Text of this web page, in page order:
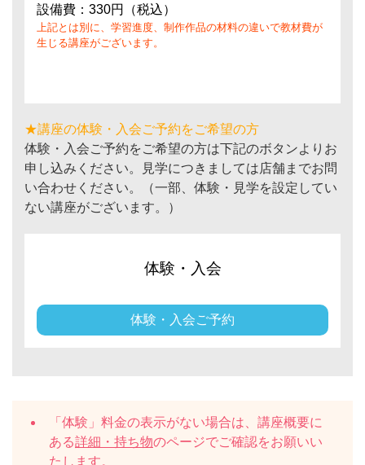
設備費：330円（税込）
上記とは別に、学習進度、制作作品の材料の違いで教材費が
生じる講座がございます。
★講座の体験・入会ご予約をご希望の方
体験・入会ご予約をご希望の方は下記のボタンよりお
申し込みください。見学につきましては店舗までお問
い合わせください。（一部、体験・見学を設定してい
ない講座がございます。）
体験・入会
体験・入会ご予約
「体験」料金の表示がない場合は、講座概要に
ある詳細・持ち物のページでご確認をお願いい
たします。